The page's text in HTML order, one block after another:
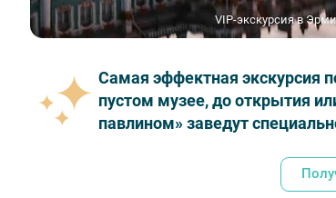
VIP-экскурсия в
Самая эффектная экскурсия
пустом музее, до открытия
павлином» заведут